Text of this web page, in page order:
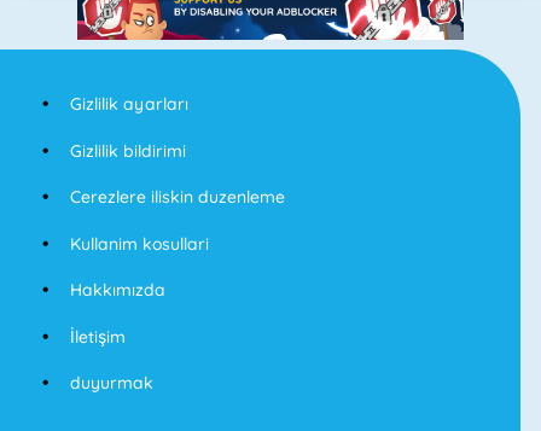
Gizlilik ayarları
Gizlilik bildirimi
Cerezlere iliskin duzenleme
Kullanim kosullari
Hakkımızda
İletişim
duyurmak